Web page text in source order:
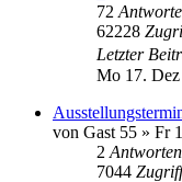
72
62228
Letzter
Mo 17.
von Gast 55 » Fr
2 Antworten
7044